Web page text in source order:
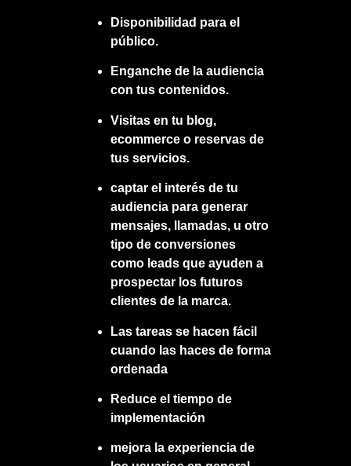
Disponibilidad para el
público.
Enganche de la audiencia
con tus contenidos.
Visitas en tu blog,
ecommerce o reservas de
tus servicios.
captar el interés de tu
audiencia para generar
mensajes, llamadas, u otro
tipo de conversiones
como leads que ayuden a
prospectar los futuros
clientes de la marca.
Las tareas se hacen fácil
cuando las haces de forma
ordenada
Reduce el tiempo de
implementación
mejora la experiencia de